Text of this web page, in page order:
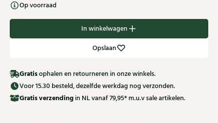
Op voorraad
In winkelwagen
Opslaan
Gratisophalen en retourneren in onze winkels.
Voor 15.30 besteld, dezelfde werkdag nog verzonden.
Gratisverzending in NL vanaf 79,95* m.u.v sale artikelen.